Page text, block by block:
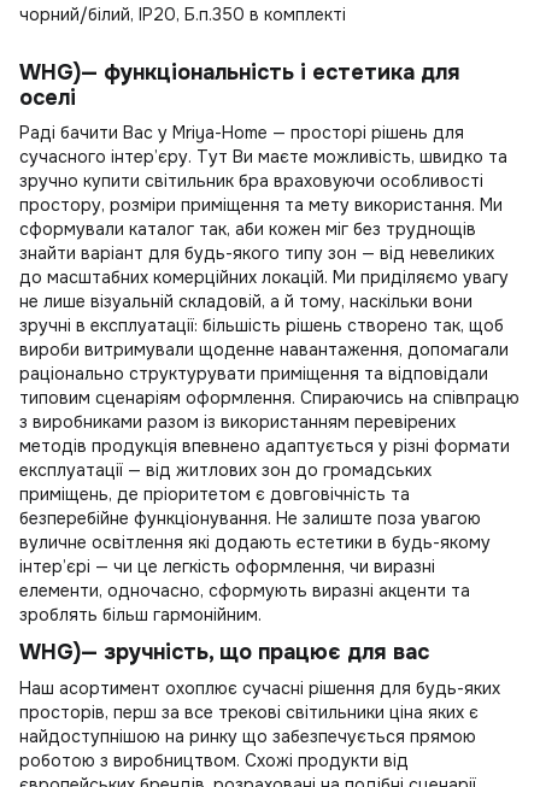
чорний/білий, IP20, Б.п.350 в комплекті
WHG)— функціональність і естетика для
оселі
Раді бачити Вас у Mriya-Home — просторі рішень для
сучасного інтер’єру. Тут Ви маєте можливість, швидко та
зручно купити світильник бра враховуючи особливості
простору, розміри приміщення та мету використання. Ми
сформували каталог так, аби кожен міг без труднощів
знайти варіант для будь-якого типу зон — від невеликих
до масштабних комерційних локацій. Ми приділяємо увагу
не лише візуальній складовій, а й тому, наскільки вони
зручні в експлуатації: більшість рішень створено так, щоб
вироби витримували щоденне навантаження, допомагали
раціонально структурувати приміщення та відповідали
типовим сценаріям оформлення. Спираючись на співпрацю
з виробниками разом із використанням перевірених
методів продукція впевнено адаптується у різні формати
експлуатації — від житлових зон до громадських
приміщень, де пріоритетом є довговічність та
безперебійне функціонування. Не залиште поза увагою
вуличне освітлення які додають естетики в будь-якому
інтер’єрі — чи це легкість оформлення, чи виразні
елементи, одночасно, сформують виразні акценти та
зроблять більш гармонійним.
WHG)— зручність, що працює для вас
Наш асортимент охоплює сучасні рішення для будь-яких
просторів, перш за все трекові світильники ціна яких є
найдоступнішою на ринку що забезпечується прямою
роботою з виробництвом. Схожі продукти від